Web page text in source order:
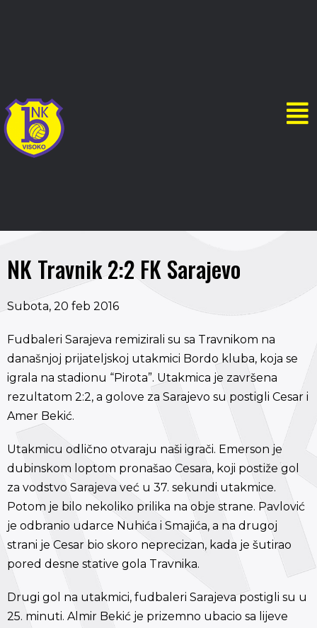
NK Travnik 2:2 FK Sarajevo
Subota, 20 feb 2016
Fudbaleri Sarajeva remizirali su sa Travnikom na
današnjoj prijateljskoj utakmici Bordo kluba, koja se
igrala na stadionu “Pirota”. Utakmica je završena
rezultatom 2:2, a golove za Sarajevo su postigli Cesar i
Amer Bekić.
Utakmicu odlično otvaraju naši igrači. Emerson je
dubinskom loptom pronašao Cesara, koji postiže gol
za vodstvo Sarajeva već u 37. sekundi utakmice.
Potom je bilo nekoliko prilika na obje strane. Pavlović
je odbranio udarce Nuhića i Smajića, a na drugoj
strani je Cesar bio skoro neprecizan, kada je šutirao
pored desne stative gola Travnika.
Drugi gol na utakmici, fudbaleri Sarajeva postigli su u
25. minuti. Almir Bekić je prizemno ubacio sa lijeve